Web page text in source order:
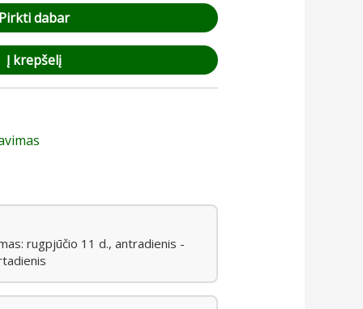
dabar
Į krepšelį
rugpjūčio 11 d., antradienis -